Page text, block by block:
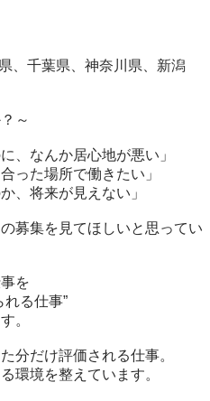
、千葉県、神奈川県、新潟
～
、なんか居心地が悪い」
った場所で働きたい」
、将来が見えない」
募集を見てほしいと思ってい
を
る仕事”
。
分だけ評価される仕事。
環境を整えています。